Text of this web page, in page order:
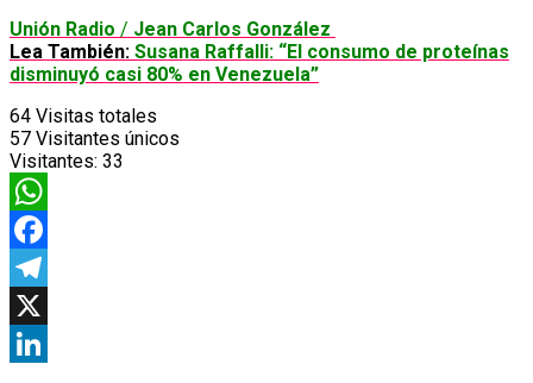
Unión Radio / Jean Carlos González
Lea También: Susana Raffalli: “El consumo de proteínas
disminuyó casi 80% en Venezuela”
64 Visitas totales
57 Visitantes únicos
Visitantes: 33
WhatsApp
Facebook
Telegram
X